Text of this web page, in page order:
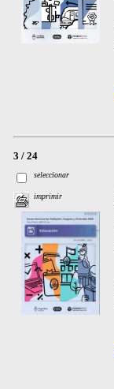
3 / 24
seleccionar
imprimir